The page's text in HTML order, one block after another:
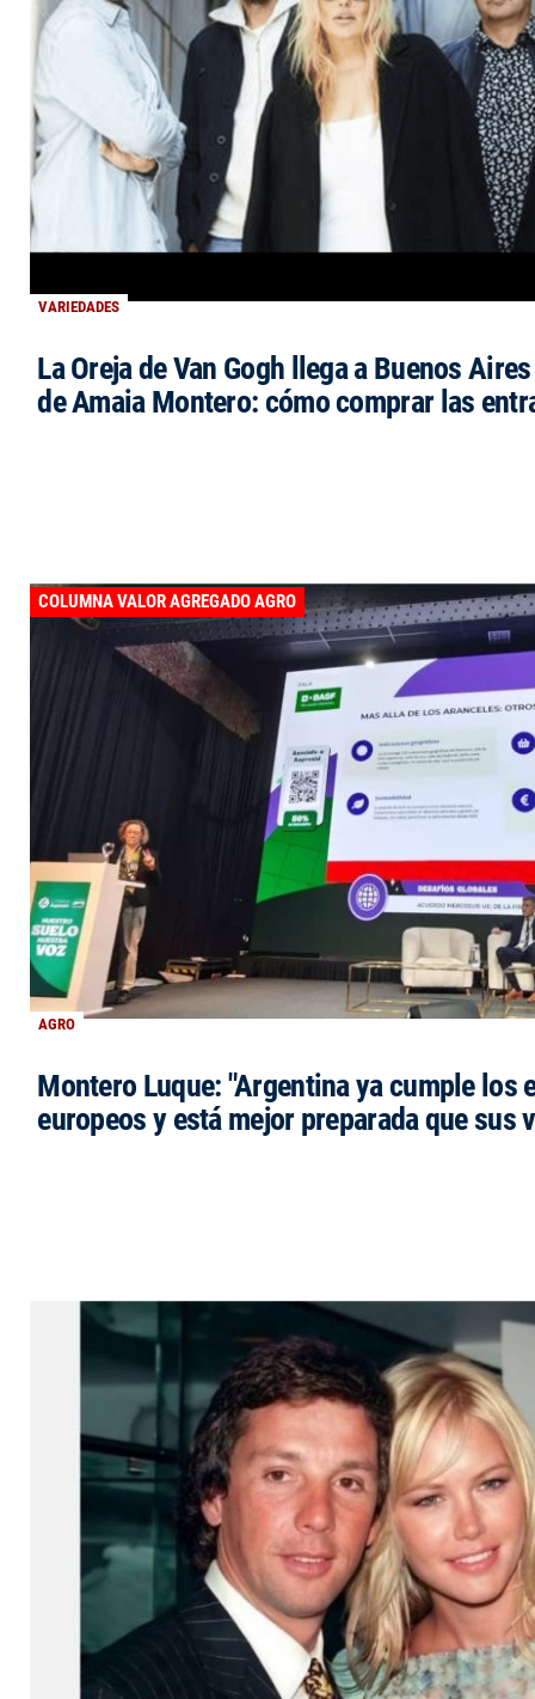
VARIEDADES
La Oreja de Van Gogh llega a Buenos
de Amaia Montero: cómo comprar las
AGRO
COLUMNA VALOR AGREGADO AGRO
Montero Luque: "Argentina ya cumple los
europeos y está mejor preparada que sus